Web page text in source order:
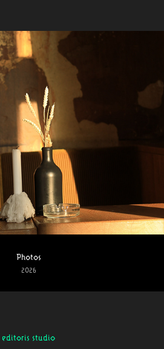
Photos
2026
editoris studio